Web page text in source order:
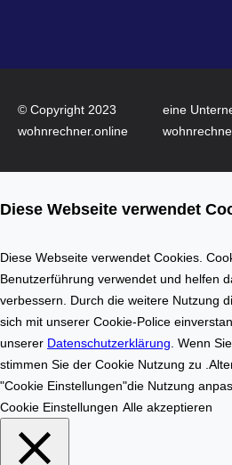
c
b
© Copyright 2023
wohnrechner.online
eine
Diese Webseite verwendet
Diese Webseite verwendet Cookies.
Benutzerführung verwendet und helfen
verbessern. Durch die weitere Nutzung
sich mit unserer Cookie-Police
unserer Datenschutzerklärung . Wenn
stimmen Sie der Cookie Nutzung zu
"Cookie Einstellungen"die Nutzung
Cookie Einstellungen Alle akzeptieren